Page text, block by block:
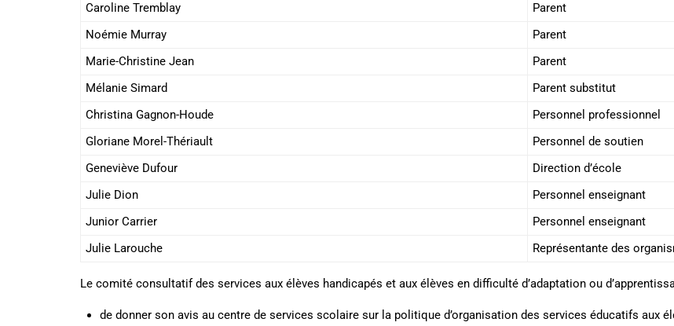
Caroline Tremblay
Parent
Noémie Murray
Parent
Marie-Christine Jean
Parent
Mélanie Simard
Parent substitut
Christina Gagnon-Houde
Personnel professionnel
Gloriane Morel-Thériault
Personnel de soutien
Geneviève Dufour
Direction d’école
Julie Dion
Personnel enseignant
Junior Carrier
Personnel enseignant
Julie Larouche
Représentante des
Le comité consultatif des services aux élèves handicapés et aux élèves en difficulté d’adaptation ou
de donner son avis au centre de services scolaire sur la politique d’organisation des services éducatifs aux